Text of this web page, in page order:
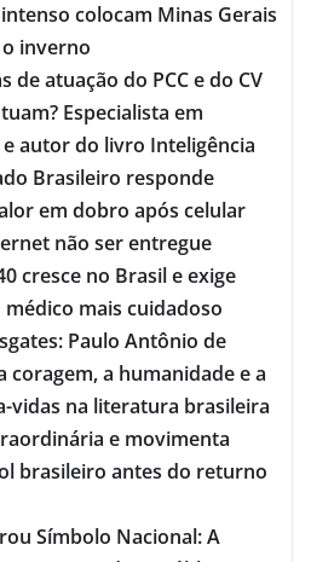
colocam Minas Gerais
inverno
de atuação do PCC e do CV
Especialista em
autor do livro Inteligência
Brasileiro responde
em dobro após celular
não ser entregue
cresce no Brasil e exige
mais cuidadoso
Paulo Antônio de
coragem, a humanidade e a
vidas na literatura brasileira
e movimenta
brasileiro antes do returno
Símbolo Nacional: A